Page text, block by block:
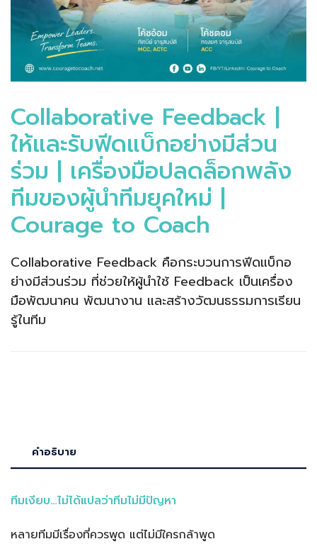
Collaborative Feedback |
ให้และรับฟีดแบ็กอย่างมีส่วน
ร่วม | เครื่องมือปลดล็อกพลัง
ทีมของผู้นำทีมยุคใหม่ |
Courage to Coach
Collaborative Feedback คือกระบวนการฟีดแบ็กอ
ย่างมีส่วนร่วม ที่ช่วยให้ผู้นำใช้ Feedback เป็นเครื่อง
มือพัฒนาคน พัฒนางาน และสร้างวัฒนธรรมการเรียน
รู้ในทีม
คำอธิบาย
ทีมเงียบ…ไม่ได้แปลว่าทีมไม่มีปัญหา
หลายทีมมีเรื่องที่ควรพูด แต่ไม่มีใครกล้าพูด